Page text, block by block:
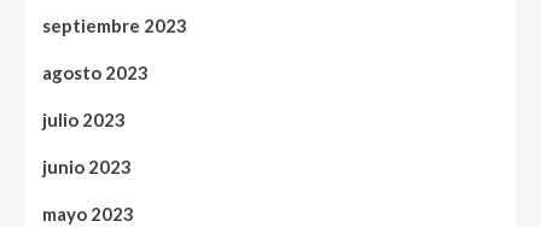
septiembre 2023
agosto 2023
julio 2023
junio 2023
mayo 2023